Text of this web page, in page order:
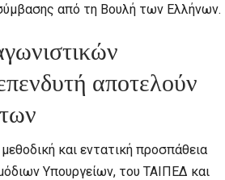
από τη Βουλή των Ελλήνων.
αποτελούν
και εντατική προσπάθεια
Υπουργείων, του ΤΑΙΠΕΔ και